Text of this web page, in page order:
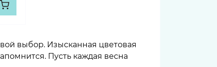
выбор. Изысканная цветовая
Пусть каждая весна